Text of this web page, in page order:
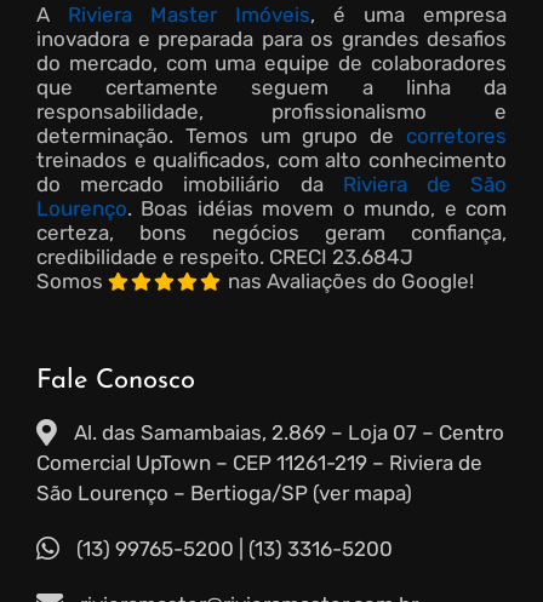
A Riviera Master Imóveis, é uma empresa
inovadora e preparada para os grandes desafios
do mercado, com uma equipe de colaboradores
que certamente seguem a linha da
responsabilidade, profissionalismo e
determinação. Temos um grupo de corretores
treinados e qualificados, com alto conhecimento
do mercado imobiliário da Riviera de São
Lourenço. Boas idéias movem o mundo, e com
certeza, bons negócios geram confiança,
credibilidade e respeito. CRECI 23.684J
Somos
nas Avaliações do Google!
Fale Conosco
Al. das Samambaias, 2.869 – Loja 07 – Centro
Comercial UpTown – CEP 11261-219 – Riviera de
São Lourenço – Bertioga/SP (ver mapa)
(13) 99765-5200 (13) 3316-5200